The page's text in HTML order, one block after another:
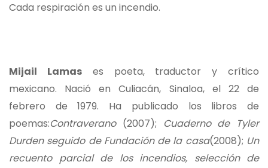
Cada respiración es un incendio.
Mijail Lamases poeta, traductor y crítico
mexicano. Nació en Culiacán, Sinaloa, el 22 de
febrero de 1979. Ha publicado los libros de
poemas:Contraverano(2007);
Cuaderno de Tyler
Durden seguido de Fundación de la casa(2008); Un
recuento parcial de los incendios, selección de